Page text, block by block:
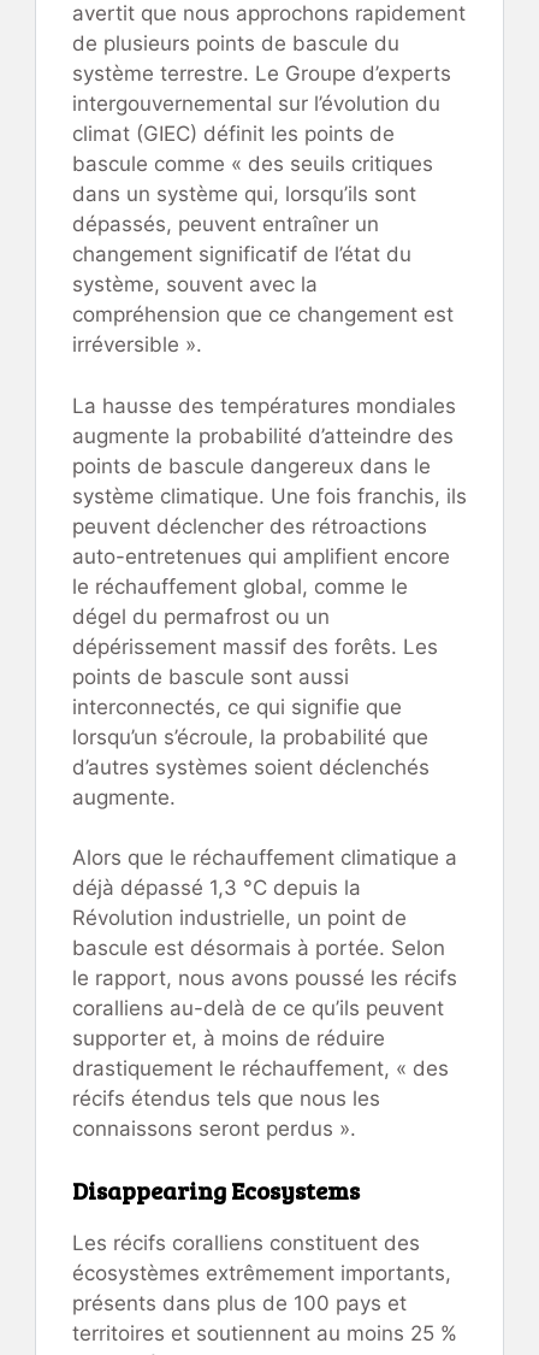
avertit que nous approchons rapidement
de plusieurs points de bascule du
système terrestre. Le Groupe d’experts
intergouvernemental sur l’évolution du
climat (GIEC) définit les points de
bascule comme « des seuils critiques
dans un système qui, lorsqu’ils sont
dépassés, peuvent entraîner un
changement significatif de l’état du
système, souvent avec la
compréhension que ce changement est
irréversible ».
La hausse des températures mondiales
augmente la probabilité d’atteindre des
points de bascule dangereux dans le
système climatique. Une fois franchis, ils
peuvent déclencher des rétroactions
auto-entretenues qui amplifient encore
le réchauffement global, comme le
dégel du permafrost ou un
dépérissement massif des forêts. Les
points de bascule sont aussi
interconnectés, ce qui signifie que
lorsqu’un s’écroule, la probabilité que
d’autres systèmes soient déclenchés
augmente.
Alors que le réchauffement climatique a
déjà dépassé 1,3 °C depuis la
Révolution industrielle, un point de
bascule est désormais à portée. Selon
le rapport, nous avons poussé les récifs
coralliens au-delà de ce qu’ils peuvent
supporter et, à moins de réduire
drastiquement le réchauffement, « des
récifs étendus tels que nous les
connaissons seront perdus ».
Disappearing Ecosystems
Les récifs coralliens constituent des
écosystèmes extrêmement importants,
présents dans plus de 100 pays et
territoires et soutiennent au moins 25 %